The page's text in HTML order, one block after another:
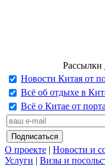
Рассылки
Новости Китая от
Всё об отдыхе в
Всё о Китае от
О проекте | Новости и
Услуги | Визы и